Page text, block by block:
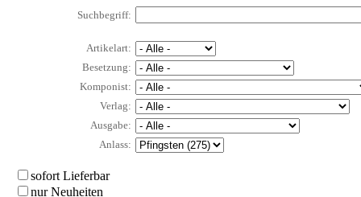
Suchbegriff:
Artikelart:
Besetzung:
Komponist:
Verlag:
Ausgabe:
Anlass:
sofort Lieferbar
nur Neuheiten